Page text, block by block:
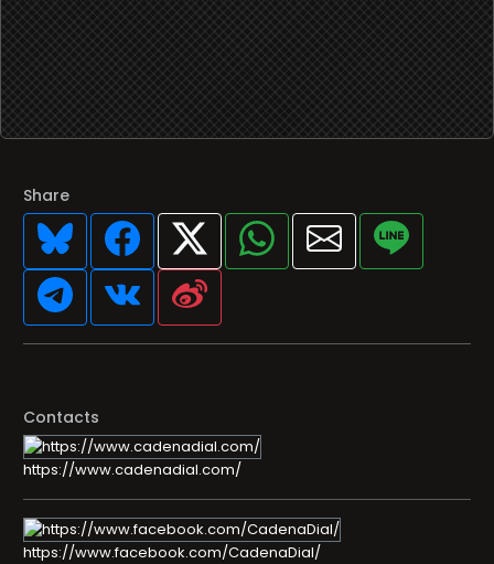
Share
Contacts
https://www.cadenadial.com/
https://www.facebook.com/CadenaDial/